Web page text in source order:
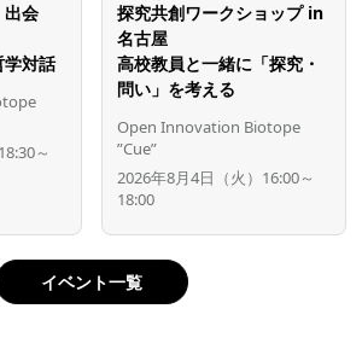
出会
学対話
～
探究共創ワークショップ in
名古屋
高校教員と一緒に「探究・
問い」を考える
Open Innovation Biotope
”Cue”
2026年8月4日（火）16:00～
18:00
イベント一覧